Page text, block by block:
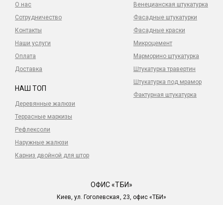
О нас
Сотрудничество
Контакты
Наши услуги
Оплата
Доставка
Венецианская штукатурка
Фасадные штукатурки
Фасадные краски
Микроцемент
Марморино штукатурка
Штукатурка травертин
Штукатурка под мрамор
Фактурная штукатурка
НАШ ТОП
Деревянные жалюзи
Террасные маркизы
Рефлексоли
Наружные жалюзи
Карниз двойной для штор
ОФИС «ТБИ»
Киев, ул. Гоголевская, 23, офис «ТБИ»